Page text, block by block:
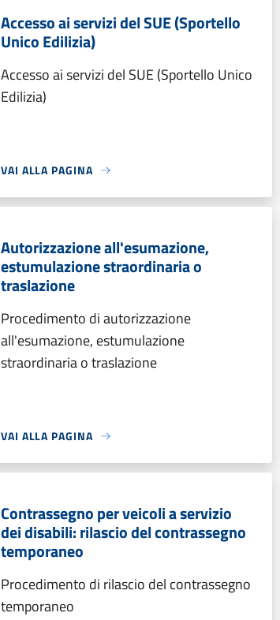
Accesso ai servizi del SUE (Sportello
Unico Edilizia)
Accesso ai servizi del SUE (Sportello Unico
Edilizia)
VAI ALLA PAGINA
Autorizzazione all'esumazione,
estumulazione straordinaria o
traslazione
Procedimento di autorizzazione
all'esumazione, estumulazione
straordinaria o traslazione
VAI ALLA PAGINA
Contrassegno per veicoli a servizio
dei disabili: rilascio del contrassegno
temporaneo
Procedimento di rilascio del contrassegno
temporaneo